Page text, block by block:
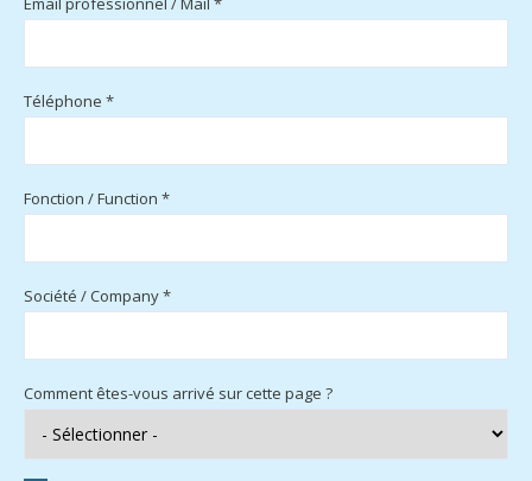
Téléphone *
Fonction / Function *
Société / Company *
Comment êtes-vous arrivé sur cette page ?